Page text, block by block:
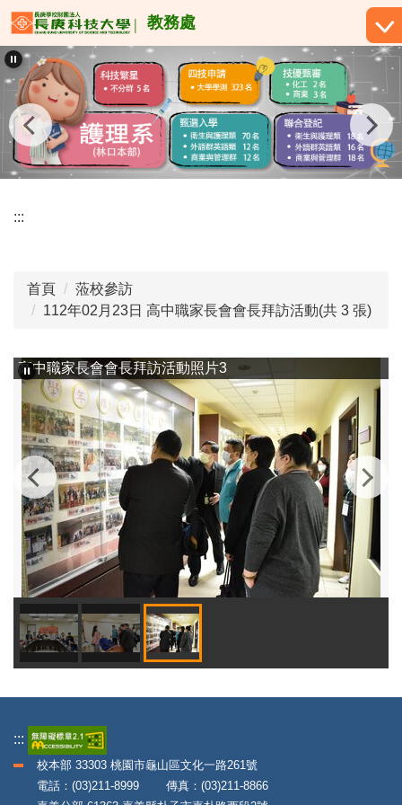
跳
到
主
要
內
容
區
教務處
:::
首頁
蒞校參訪
112年02月23日 高中職家長會會長拜訪活動(共 3 張)
高中職家長會會長拜訪活動照片3
:::
校本部 33303 桃園市龜山區文化一路261號
電話：(03)211-8999 傳真：(03)211-8866